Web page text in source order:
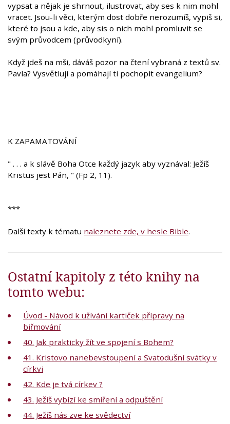
vypsat a nějak je shrnout, ilustrovat, aby ses k nim mohl
vracet. Jsou-li věci, kterým dost dobře nerozumíš, vypiš si,
které to jsou a kde, aby sis o nich mohl promluvit se
svým průvodcem (průvodkyní).
Když jdeš na mši, dáváš pozor na čtení vybraná z textů sv.
Pavla? Vysvětlují a pomáhají ti pochopit evangelium?
K ZAPAMATOVÁNÍ
" . . . a k slávě Boha Otce každý jazyk aby vyznával: Ježíš
Kristus jest Pán, " (Fp 2, 11).
***
Další texty k tématu naleznete zde, v hesle Bible.
Ostatní kapitoly z této knihy na
tomto webu:
Úvod - Návod k užívání kartiček přípravy na
biřmování
40. Jak prakticky žít ve spojení s Bohem?
41. Kristovo nanebevstoupení a Svatodušní svátky v
církvi
42. Kde je tvá církev ?
43. Ježíš vybízí ke smíření a odpuštění
44. Ježíš nás zve ke svědectví